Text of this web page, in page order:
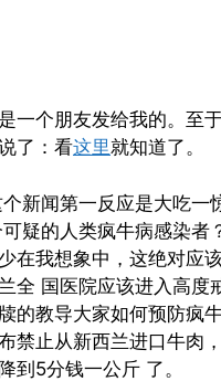
一个朋友发给我的。至
了：看这里就知道了。
新闻第一反应是大吃一
疑的人类疯牛病感染者
在我想象中，这绝对应
全 国医院应该进入高度
的教导大家如何预防疯
禁止从新西兰进口牛肉
到5分钱一公斤 了。